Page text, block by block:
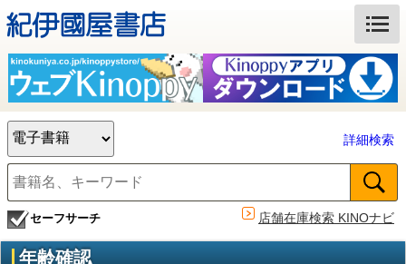
詳細検索
セーフサーチ 店舗在庫検索 KINOナビ
年齢確認